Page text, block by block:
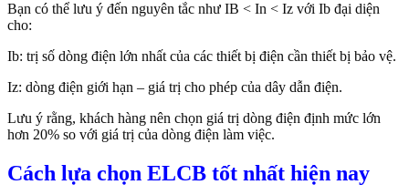
Bạn có thể lưu ý đến nguyên tắc như IB < In < Iz với Ib đại diện
cho:
Ib: trị số dòng điện lớn nhất của các thiết bị điện cần thiết bị bảo vệ.
Iz: dòng điện giới hạn – giá trị cho phép của dây dẫn điện.
Lưu ý rằng, khách hàng nên chọn giá trị dòng điện định mức lớn
hơn 20% so với giá trị của dòng điện làm việc.
Cách lựa chọn ELCB tốt nhất hiện nay